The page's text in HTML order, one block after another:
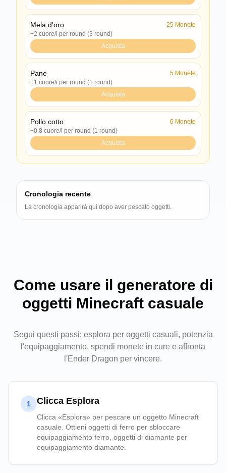
Mela d'oro 25 Monete
+2 cuore/i per round (3 round)
Acquista
Pane 5 Monete
+1 cuore/i per round (1 round)
Acquista
Pollo cotto 6 Monete
+0.8 cuore/i per round (1 round)
Acquista
Cronologia recente
La cronologia apparirà qui dopo aver pescato oggetti.
Come usare il generatore di
oggetti Minecraft casuale
Segui questi passi: esplora per oggetti casuali, potenzia
l'equipaggiamento, spendi monete in cure e affronta
l'Ender Dragon per vincere.
1 Clicca Esplora
Clicca «Esplora» per pescare un oggetto Minecraft
casuale. Ottieni oggetti di ferro per sbloccare
equipaggiamento ferro, oggetti di diamante per
equipaggiamento diamante.